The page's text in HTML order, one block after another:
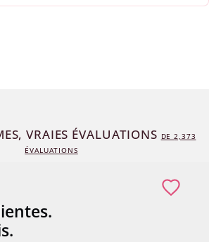
VRAIES ÉVALUATIONS DE2,373
ÉVALUATIONS